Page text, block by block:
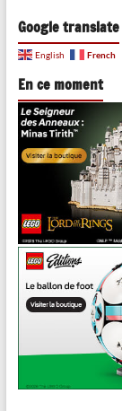
Google translate
English French
En ce moment